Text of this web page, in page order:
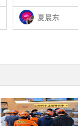
夏晨东